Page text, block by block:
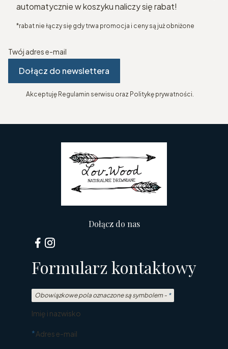
automatycznie w koszyku naliczy się rabat!
*rabat nie łączy się gdy trwa promocja i ceny są już obniżone
Twój adres e-mail
Dołącz do newslettera
Akceptuję Regulamin serwisu oraz Politykę prywatności.
Dołącz do nas
Formularz kontaktowy
Obowiązkowe pola oznaczone są symbolem - *
Imię i nazwisko
*Adres e-mail